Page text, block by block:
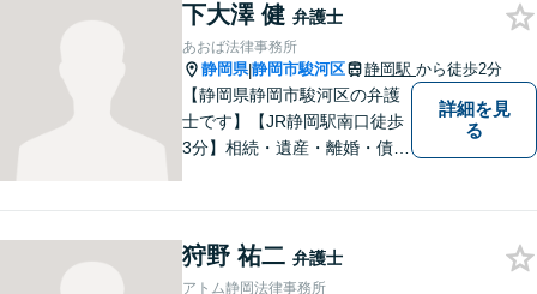
下大澤 健 弁護士
あおば法律事務所
静岡県|静岡市駿河区 静岡駅 から徒歩2分
【静岡県静岡市駿河区の弁護
士です】【JR静岡駅南口徒歩
3分】相続・遺産・離婚・債務
整理など企業に関わる問題を
幅広く取り扱っております。
詳細を見
る
狩野 祐二 弁護士
アトム静岡法律事務所